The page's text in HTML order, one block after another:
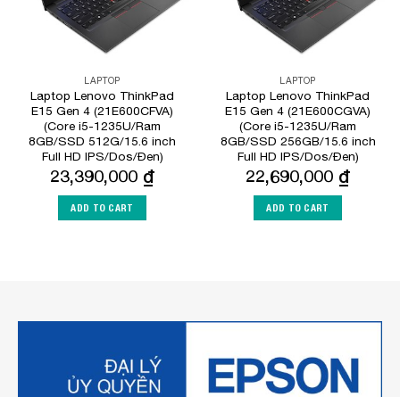
LAPTOP
Laptop Lenovo ThinkPad
E15 Gen 4 (21E600CFVA)
(Core i5-1235U/Ram
8GB/SSD 512G/15.6 inch
Full HD IPS/Dos/Đen)
23,390,000 ₫
ADD TO CART
LAPTOP
Laptop Lenovo ThinkPad
E15 Gen 4 (21E600CGVA)
(Core i5-1235U/Ram
8GB/SSD 256GB/15.6 inch
Full HD IPS/Dos/Đen)
22,690,000 ₫
ADD TO CART